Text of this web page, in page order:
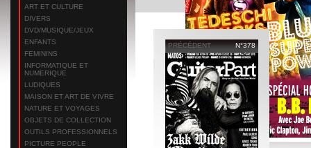
ART ET CULTURE
DIVERS
DVD/MUSIQUE/JEUX
ENFANTS
FEMININS
INFORMATIQUE ET
NUMERIQUE
LUDIQUES
MAISON ET ART DE VIVRE
NATURE ET VOYAGES
OBJETS DE COLLECTION
OUTILS PROFESSIONNELS
PICTURE PEOPLE
PRÉCÉDENT N°378